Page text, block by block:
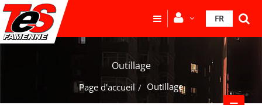
FR
Outillage
Page d'accueil Outillage